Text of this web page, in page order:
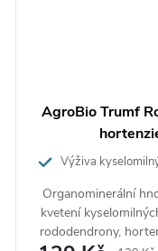
Doba
kristalon
ES hnojivo=
obalu
AgroBio Trumf
Výživa
Organominerální
kvetení
rododendrony,